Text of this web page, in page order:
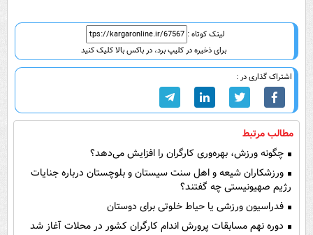
لینک کوتاه :
برای ذخیره در کلیپ برد، در باکس بالا کلیک کنید
اشتراک گذاری در :
مطالب مرتبط
چگونه ورزش، بهره‌وری کارگران را افزایش می‌دهد؟
ورزشکاران شیعه و اهل سنت سیستان و بلوچستان درباره جنایات
رژیم صهیونیستی چه گفتند؟
فدراسیون ورزشی یا حیاط خلوتی برای دوستان
دوره نهم مسابقات پرورش اندام کارگران کشور در محلات آغاز شد